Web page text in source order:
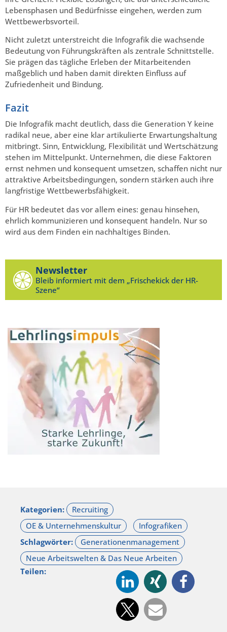
Lebensphasen und Bedürfnisse eingehen, werden zum
Wettbewerbsvorteil.
Nicht zuletzt unterstreicht die Infografik die wachsende
Bedeutung von Führungskräften als zentrale Schnittstelle.
Sie prägen das tägliche Erleben der Mitarbeitenden
maßgeblich und haben damit direkten Einfluss auf
Zufriedenheit und Bindung.
Fazit
Die Infografik macht deutlich, dass die Generation Y keine
radikal neue, aber eine klar artikulierte Erwartungshaltung
mitbringt. Sinn, Entwicklung, Flexibilität und Wertschätzung
stehen im Mittelpunkt. Unternehmen, die diese Faktoren
ernst nehmen und konsequent umsetzen, schaffen nicht nur
attraktive Arbeitsbedingungen, sondern stärken auch ihre
langfristige Wettbewerbsfähigkeit.
Für HR bedeutet das vor allem eines: genau hinsehen,
ehrlich kommunizieren und konsequent handeln. Nur so
wird aus dem Finden ein nachhaltiges Binden.
Newsletter
Bleib informiert mit dem „Frischekick der HR-
Szene“
Kategorien:
Schlagwörter:
Teilen: